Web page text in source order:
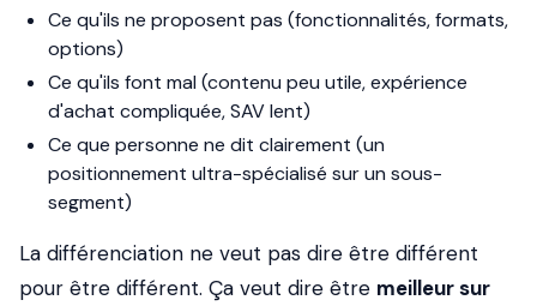
Ce qu'ils ne proposent pas (fonctionnalités, formats,
options)
Ce qu'ils font mal (contenu peu utile, expérience
d'achat compliquée, SAV lent)
Ce que personne ne dit clairement (un
positionnement ultra-spécialisé sur un sous-
segment)
La différenciation ne veut pas dire être différent
pour être différent. Ça veut dire être meilleur sur